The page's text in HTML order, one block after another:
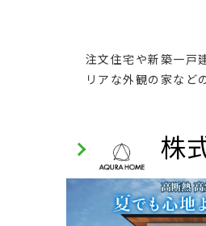
注文住宅や新築一戸
リアな外観の家など
株